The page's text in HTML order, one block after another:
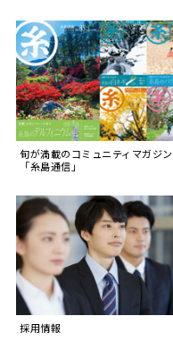
旬が満載のコミュニティマガジン
「糸島通信」
採用情報